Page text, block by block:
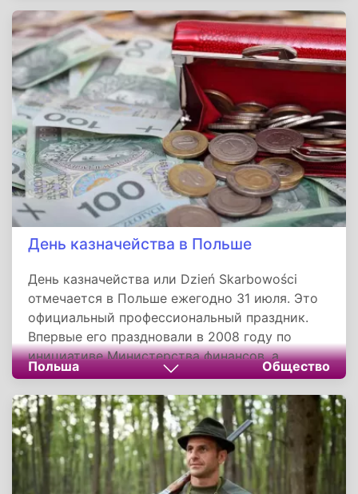
приезжает Янг ди-Пертуан Агонг - верховный
выборной монарх Малайзии, премьер-
министр и другие высокопоставленные
представители вооруженных сил и
королевской полиции Малайзии.
День казначейства в Польше
День казначейства или Dzień Skarbowości
отмечается в Польше ежегодно 31 июля. Это
официальный профессиональный праздник.
Впервые его праздновали в 2008 году по
инициативе Министерства финансов, а
официальный статус он получил спустя еще
два года.
Польша Общество